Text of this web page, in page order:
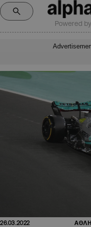
Powered
26.03.2022